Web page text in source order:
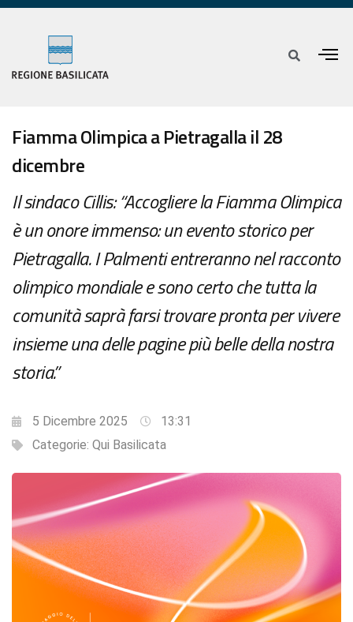
Fiamma Olimpica a Pietragalla il 28
dicembre
Il sindaco Cillis: “Accogliere la Fiamma Olimpica
è un onore immenso: un evento storico per
Pietragalla. I Palmenti entreranno nel racconto
olimpico mondiale e sono certo che tutta la
comunità saprà farsi trovare pronta per vivere
insieme una delle pagine più belle della nostra
storia.”
5 Dicembre 2025
13:31
Categorie: Qui Basilicata